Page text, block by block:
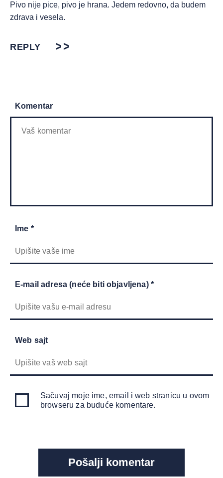
Pivo nije pice, pivo je hrana. Jedem redovno, da budem
zdrava i vesela.
REPLY
Komentar
Ime *
E-mail adresa (neće biti objavljena) *
Web sajt
Sačuvaj moje ime, email i web stranicu u ovom
browseru za buduće komentare.